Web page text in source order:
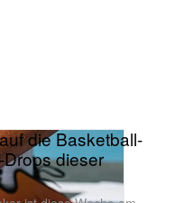
die Basketball-
dieser